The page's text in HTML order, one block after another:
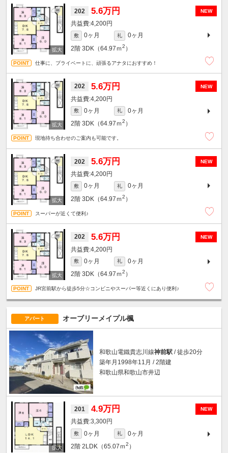
NEW
202 5.6万円
4,200円
敷 0ヶ月 礼
0ヶ月
2階 3DK（64.97ｍ2 ）
仕事に、プライベートに、頑張るアナタにおすすめ！
NEW
202 5.6万円
4,200円
敷 0ヶ月 礼
0ヶ月
2階 3DK（64.97ｍ2 ）
現地待ち合わせのご案内も可能です。
NEW
202 5.6万円
4,200円
敷 0ヶ月 礼
0ヶ月
2階 3DK（64.97ｍ2 ）
スーパーが近くて便利♪
NEW
202 5.6万円
4,200円
敷 0ヶ月 礼
0ヶ月
2階 3DK（64.97ｍ2 ）
JR宮前駅から徒歩5分☆コンビニやスーパー等近くにあり便利♪
アパート オーブリーメイプル楓
和歌山電鐵貴志川線神前駅 / 徒歩20分
築年月1998年11月 / 2階建
和歌山県和歌山市井辺
NEW
201 4.9万円
3,300円
敷 0ヶ月 礼
0ヶ月
2階 2LDK（65.07ｍ2 ）